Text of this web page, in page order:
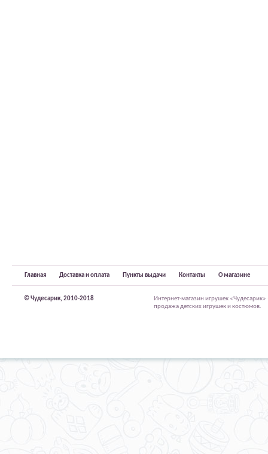
Главная Доставка и оплата Пункты выдачи Контакты О магазине
© Чудесарик, 2010-2018
Интернет-магазин игрушек
продажа детских игрушек и костюмов.